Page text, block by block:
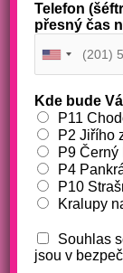
Telefon
přesný čas
Kde bude
P11
P2 Jiřího
P9 Černý
P4
P10
Kralupy
Souhlas
jsou v